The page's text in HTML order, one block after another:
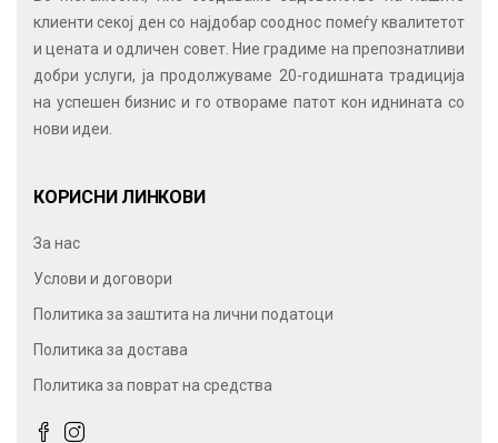
клиенти секој ден со најдобар сооднос помеѓу квалитетот
и цената и одличен совет. Ние градиме на препознатливи
добри услуги, ја продолжуваме 20-годишната традиција
на успешен бизнис и го отвораме патот кон иднината со
нови идеи.
КОРИСНИ ЛИНКОВИ
За нас
Услови и договори
Политика за заштита на лични податоци
Политика за достава
Политика за поврат на средства